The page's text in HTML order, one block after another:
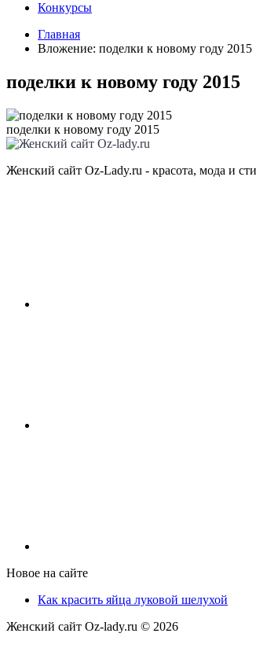
Конкурсы
Главная
Вложение: поделки к новому году 2015
поделки к новому году 2015
поделки к новому году 2015
Женский сайт Oz-Lady.ru - красота, мода и
Новое на сайте
Как красить яйца луковой шелухой
Женский сайт Oz-lady.ru © 2026